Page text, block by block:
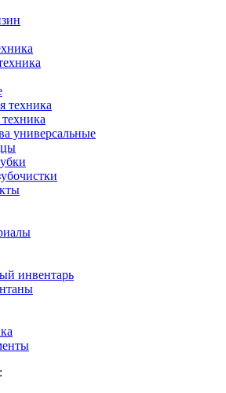
техника
универсальные
инвентарь